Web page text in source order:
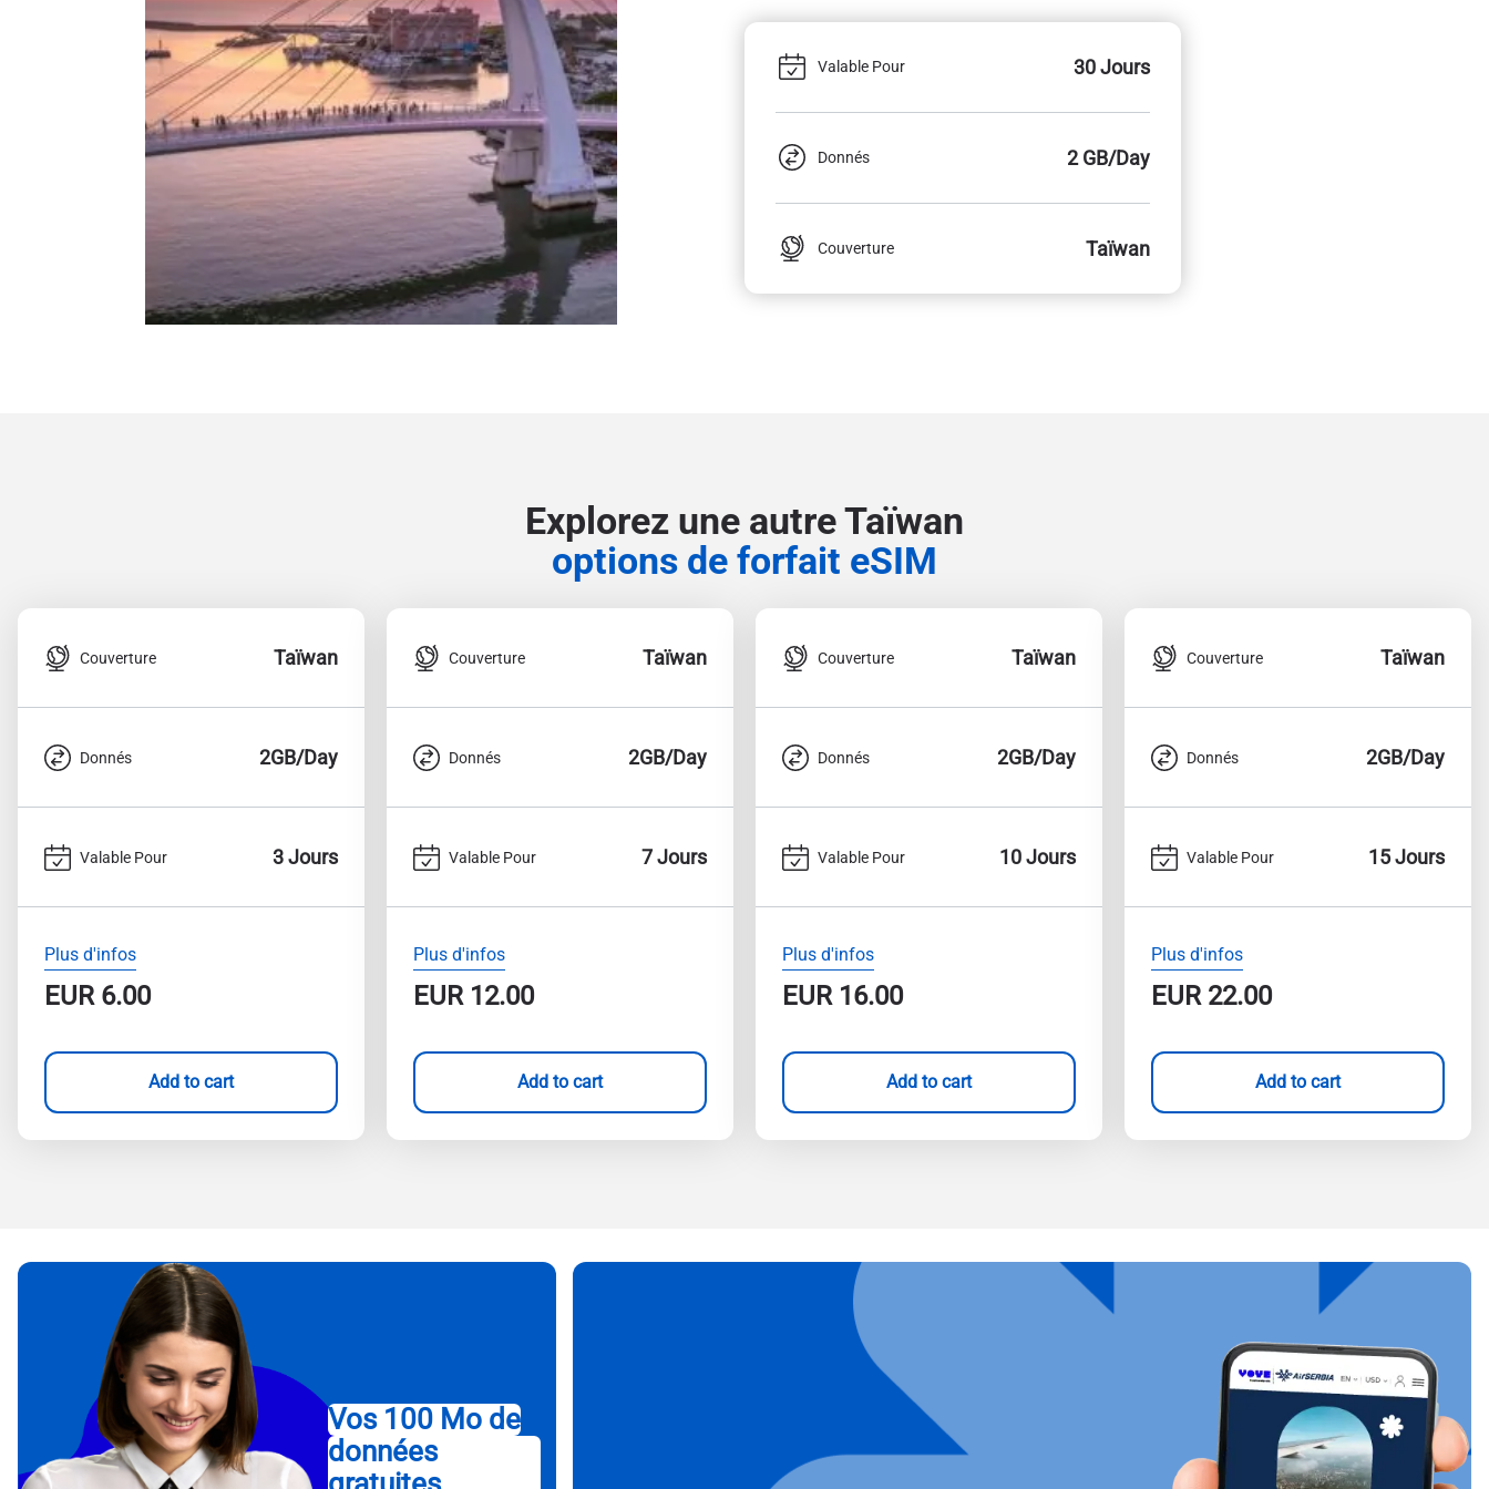
Valable Pour 30 Jours
Donnés 2 GB/Day
Couverture Taïwan
Explorez une autre Taïwan
options de forfait eSIM
Couverture Taïwan
Donnés 2GB/Day
Valable Pour 3 Jours
Plus d'infos
EUR6.00
Add to cart
Couverture Taïwan
Donnés 2GB/Day
Valable Pour 7 Jours
Plus d'infos
EUR12.00
Add to cart
Couverture Taïwan
Donnés 2GB/Day
Valable Pour 10 Jours
Plus d'infos
EUR16.00
Add to cart
Couverture Taïwan
Donnés 2GB/Day
Valable Pour 15 Jours
Plus d'infos
EUR22.00
Add to cart
Vos 100 Mo de
données